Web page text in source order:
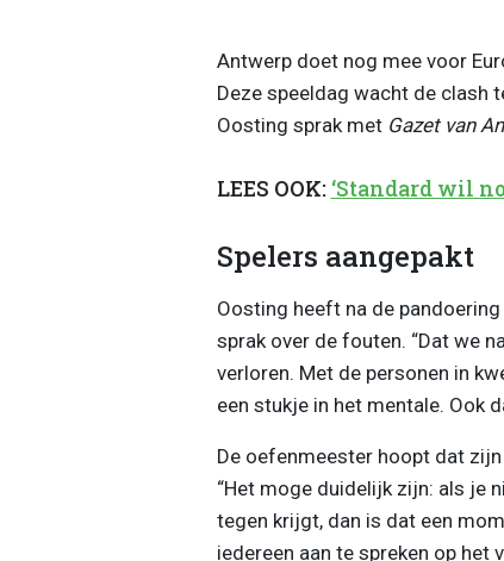
Antwerp doet nog mee voor
Deze speeldag wacht de clash
Oosting sprak met Gazet van
LEES OOK: ‘Standard wil
Spelers aangepakt
Oosting heeft na de
sprak over de fouten. “Dat we
verloren. Met de personen in
een stukje in het mentale. Ook
De oefenmeester hoopt dat
“Het moge duidelijk zijn: als je
tegen krijgt, dan is dat een
iedereen aan te spreken op het